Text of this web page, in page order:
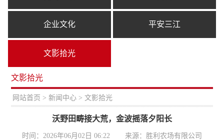
企业文化 平安三江
文影拾光
文影拾光
网站首页 > 新闻中心 > 文影拾光
沃野田畴接大荒，金波摇落夕阳长
时间：2026年06月02日 06:22
来源：胜利农场有限公司